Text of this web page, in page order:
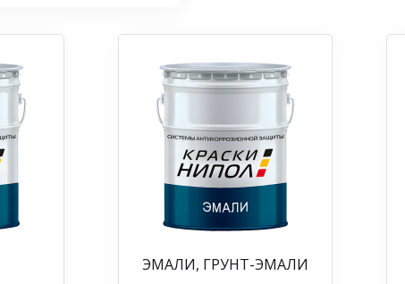
ЭМАЛИ, ГРУНТ-ЭМАЛИ